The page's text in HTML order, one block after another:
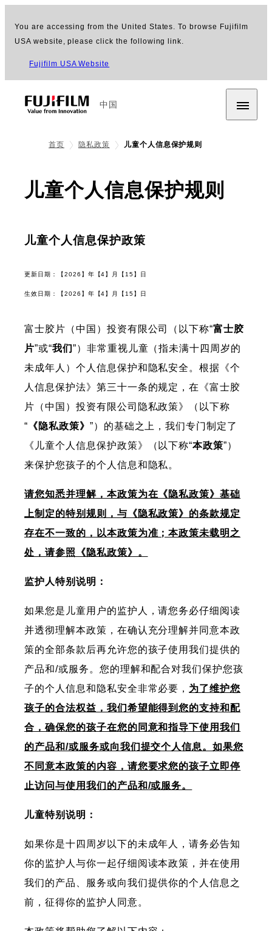
You are accessing from the United States. To browse Fujifilm
USA website, please click the following link.
Fujifilm USA Website
中国
首页 隐私政策 儿童个人信息保护规则
儿童个人信息保护规则
儿童个人信息保护政策
更新日期：【2026】年【4】月【15】日
生效日期：【2026】年【4】月【15】日
富士胶片（中国）投资有限公司（以下称“富士胶
片”或“我们”）非常重视儿童（指未满十四周岁的
未成年人）个人信息保护和隐私安全。根据《个
人信息保护法》第三十一条的规定，在《富士胶
片（中国）投资有限公司隐私政策》（以下称
“ 《隐私政策》 ”）的基础之上，我们专门制定了
《儿童个人信息保护政策》（以下称“本政策”）
来保护您孩子的个人信息和隐私。
请您知悉并理解，本政策为在《隐私政策》基础
上制定的特别规则，与《隐私政策》的条款规定
存在不一致的，以本政策为准；本政策未载明之
处，请参照《隐私政策》。
监护人特别说明：
如果您是儿童用户的监护人，请您务必仔细阅读
并透彻理解本政策，在确认充分理解并同意本政
策的全部条款后再允许您的孩子使用我们提供的
产品和/或服务。您的理解和配合对我们保护您孩
子的个人信息和隐私安全非常必要， 为了维护您
孩子的合法权益，我们希望能得到您的支持和配
合，确保您的孩子在您的同意和指导下使用我们
的产品和/或服务或向我们提交个人信息。如果您
不同意本政策的内容，请您要求您的孩子立即停
止访问与使用我们的产品和/或服务。
儿童特别说明：
如果你是十四周岁以下的未成年人，请务必告知
你的监护人与你一起仔细阅读本政策，并在使用
我们的产品、服务或向我们提供你的个人信息之
前，征得你的监护人同意。